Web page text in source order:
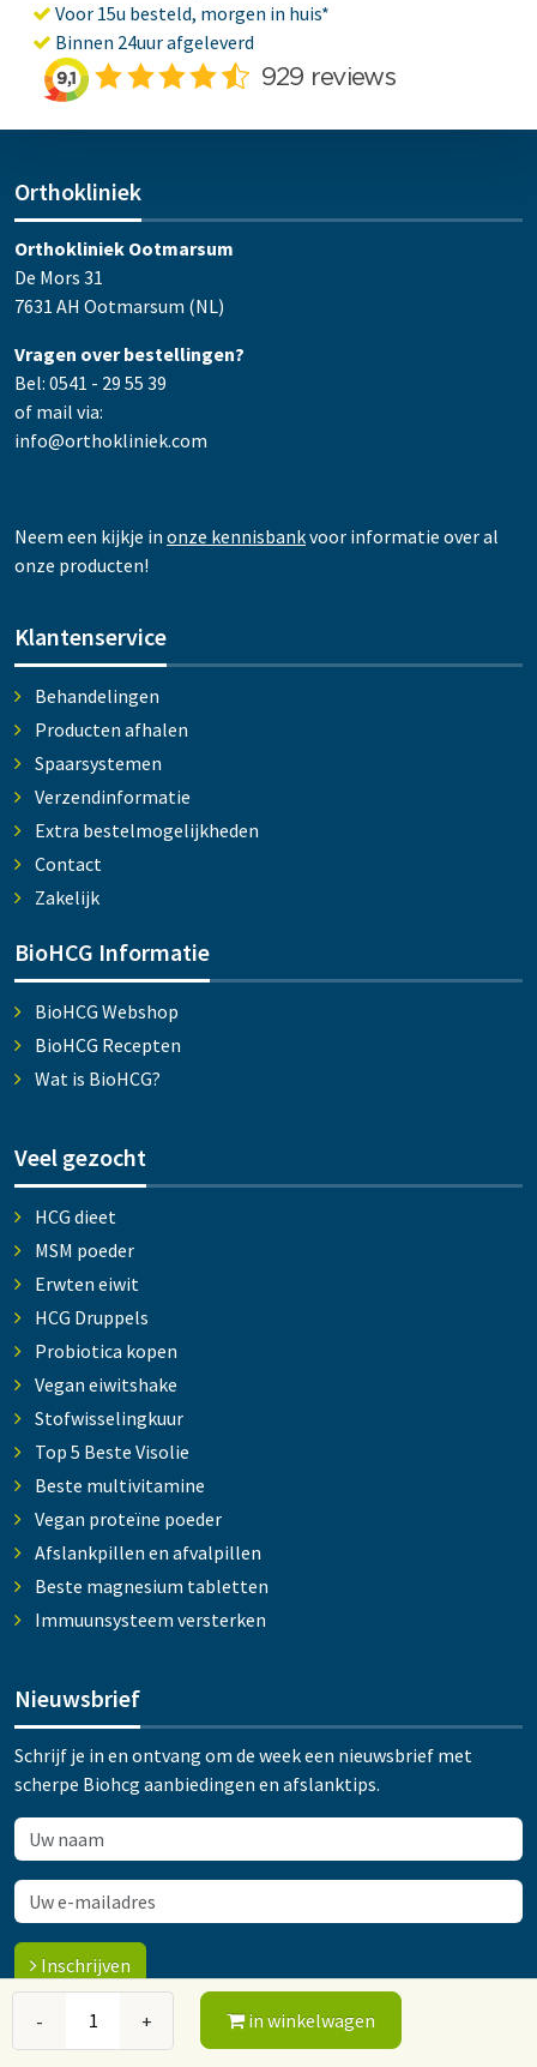
- + in winkelwagen
Voor 15u besteld, morgen in huis*
Binnen 24uur afgeleverd
Orthokliniek
Orthokliniek Ootmarsum
De Mors 31
7631 AH Ootmarsum (NL)
Vragen over bestellingen?
Bel: 0541 - 29 55 39
of mail via:
info@orthokliniek.com
Neem een kijkje in onze kennisbankvoor informatie over al
onze producten!
Klantenservice
Behandelingen
Producten afhalen
Spaarsystemen
Verzendinformatie
Extra bestelmogelijkheden
Contact
Zakelijk
BioHCG Informatie
BioHCG Webshop
BioHCG Recepten
Wat is BioHCG?
Veel gezocht
HCG dieet
MSM poeder
Erwten eiwit
HCG Druppels
Probiotica kopen
Vegan eiwitshake
Stofwisselingkuur
Top 5 Beste Visolie
Beste multivitamine
Vegan proteïne poeder
Afslankpillen en afvalpillen
Beste magnesium tabletten
Immuunsysteem versterken
Nieuwsbrief
Schrijf je in en ontvang om de week een nieuwsbrief met
scherpe Biohcg aanbiedingen en afslanktips.
Inschrijven